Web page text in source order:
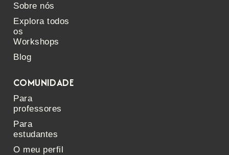
Sobre nós
Explora todos
os
Workshops
Blog
COMUNIDADE
Para
professores
Para
estudantes
O meu perfil